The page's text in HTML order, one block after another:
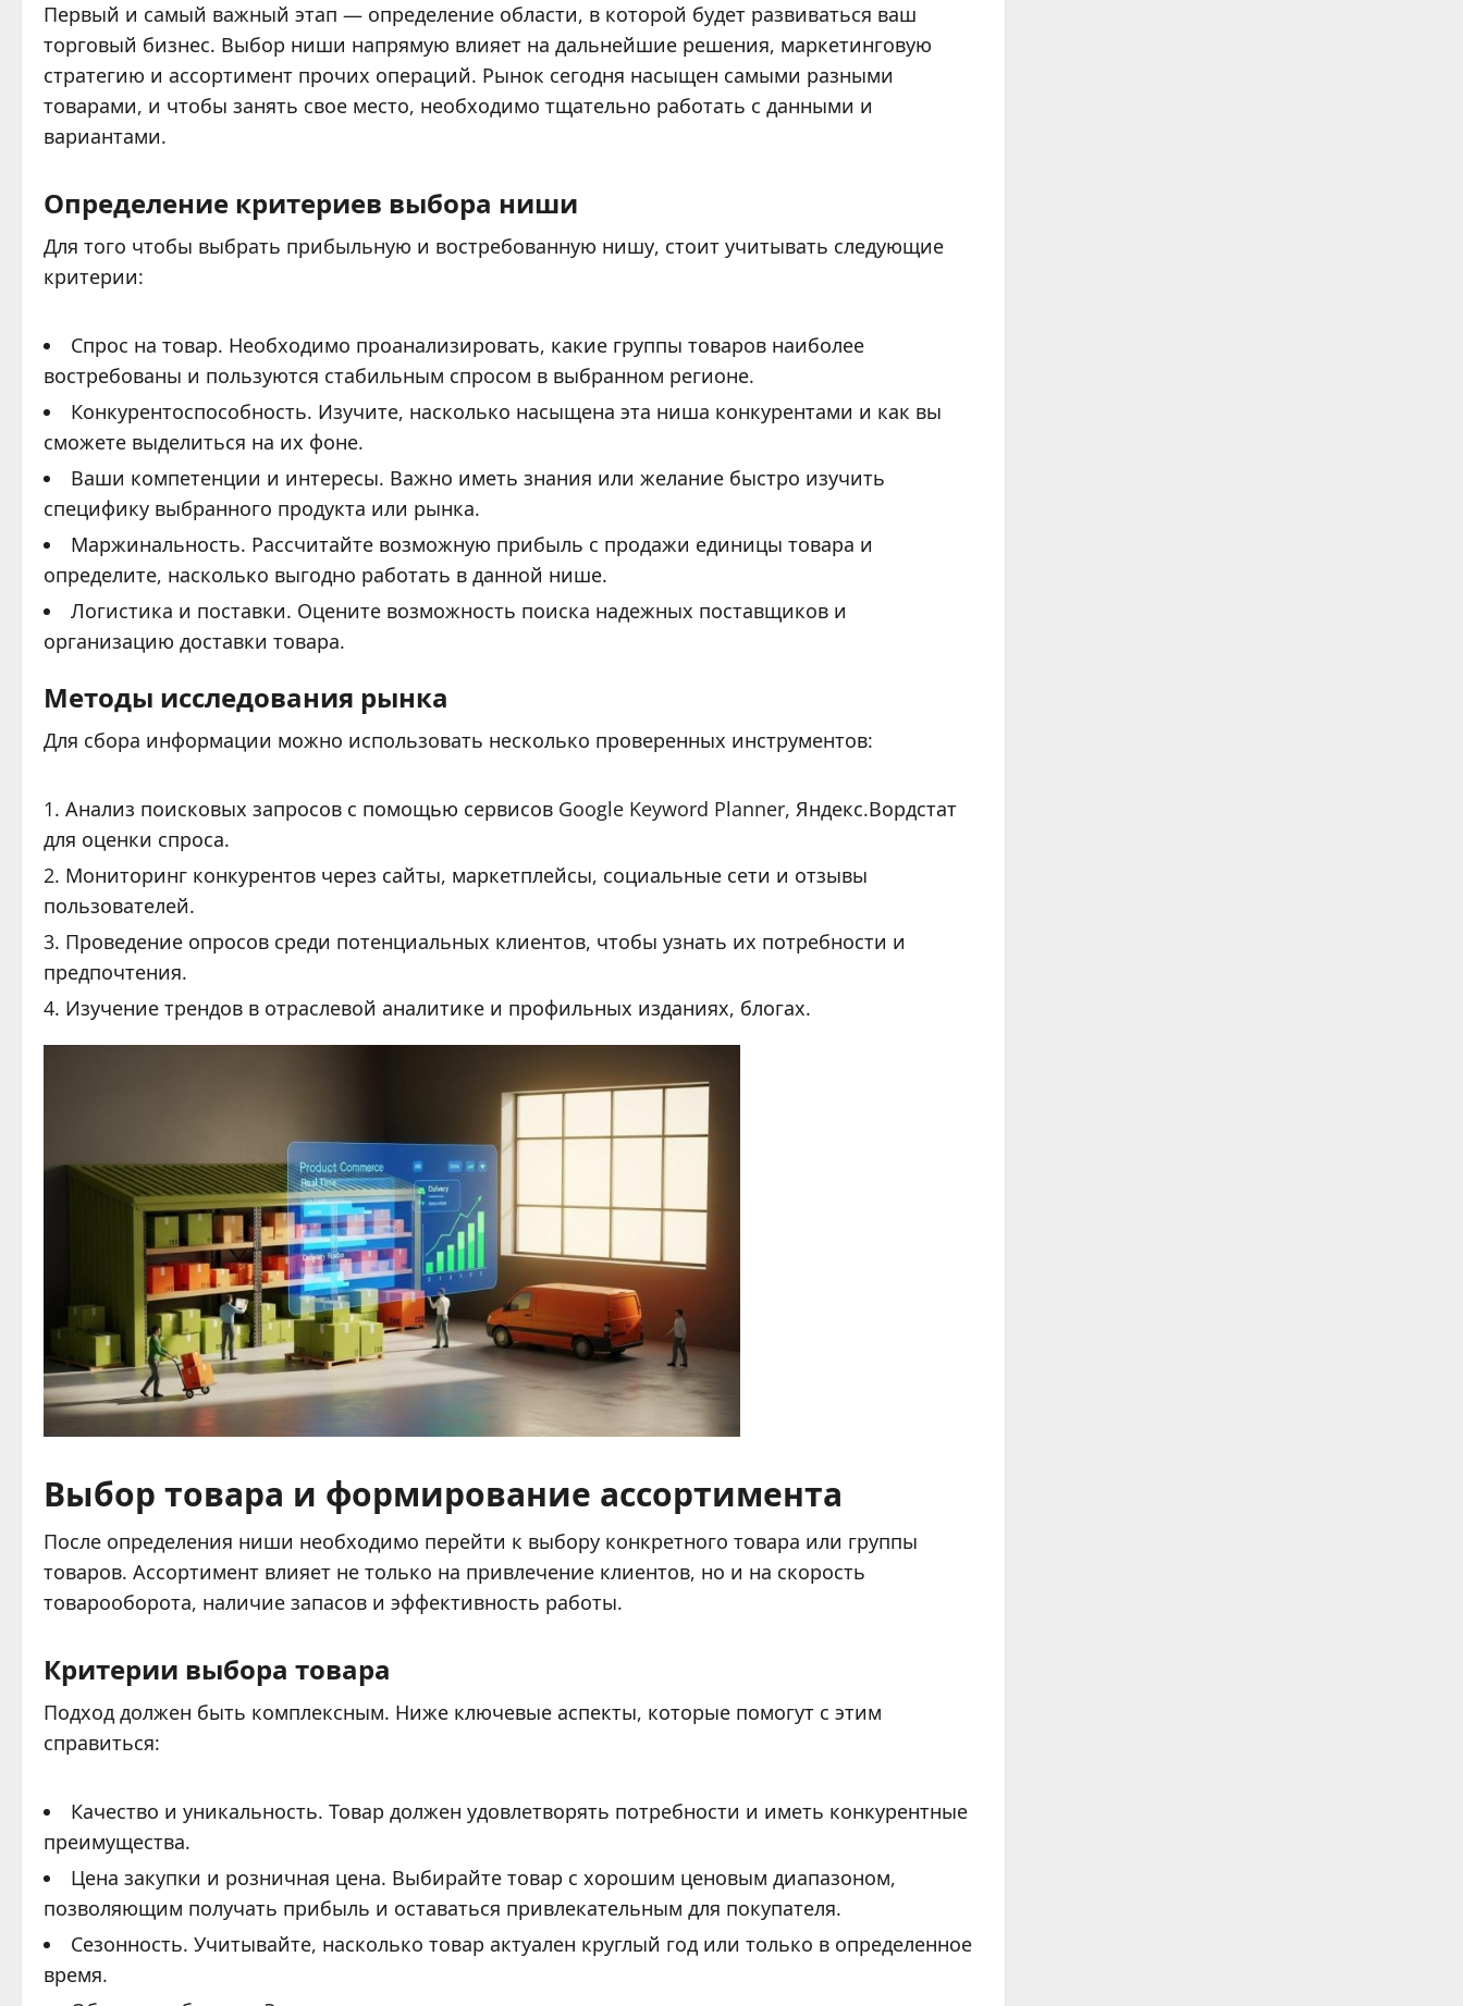
Первый и самый важный этап — определение области, в которой будет развиваться ваш
торговый бизнес. Выбор ниши напрямую влияет на дальнейшие решения, маркетинговую
стратегию и ассортимент прочих операций. Рынок сегодня насыщен самыми разными
товарами, и чтобы занять свое место, необходимо тщательно работать с данными и
вариантами.
Определение критериев выбора ниши
Для того чтобы выбрать прибыльную и востребованную нишу, стоит учитывать следующие
критерии:
Спрос на товар. Необходимо проанализировать, какие группы товаров наиболее
востребованы и пользуются стабильным спросом в выбранном регионе.
Конкурентоспособность. Изучите, насколько насыщена эта ниша конкурентами и как вы
сможете выделиться на их фоне.
Ваши компетенции и интересы. Важно иметь знания или желание быстро изучить
специфику выбранного продукта или рынка.
Маржинальность. Рассчитайте возможную прибыль с продажи единицы товара и
определите, насколько выгодно работать в данной нише.
Логистика и поставки. Оцените возможность поиска надежных поставщиков и
организацию доставки товара.
Методы исследования рынка
Для сбора информации можно использовать несколько проверенных инструментов:
Анализ поисковых запросов с помощью сервисов Google Keyword Planner, Яндекс.Вордстат
для оценки спроса.
Мониторинг конкурентов через сайты, маркетплейсы, социальные сети и отзывы
пользователей.
Проведение опросов среди потенциальных клиентов, чтобы узнать их потребности и
предпочтения.
Изучение трендов в отраслевой аналитике и профильных изданиях, блогах.
Выбор товара и формирование ассортимента
После определения ниши необходимо перейти к выбору конкретного товара или группы
товаров. Ассортимент влияет не только на привлечение клиентов, но и на скорость
товарооборота, наличие запасов и эффективность работы.
Критерии выбора товара
Подход должен быть комплексным. Ниже ключевые аспекты, которые помогут с этим
справиться:
Качество и уникальность. Товар должен удовлетворять потребности и иметь конкурентные
преимущества.
Цена закупки и розничная цена. Выбирайте товар с хорошим ценовым диапазоном,
позволяющим получать прибыль и оставаться привлекательным для покупателя.
Сезонность. Учитывайте, насколько товар актуален круглый год или только в определенное
время.